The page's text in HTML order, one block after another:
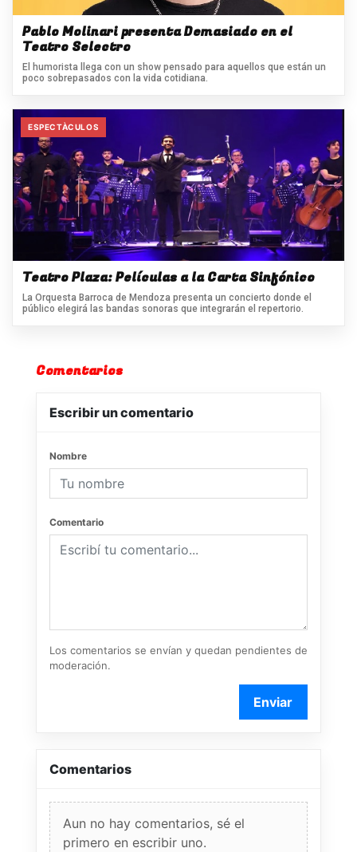
Pablo Molinari presenta Demasiado en el
Teatro Selectro
El humorista llega con un show pensado para aquellos que están un
poco sobrepasados con la vida cotidiana.
ESPECTÀCULOS
Teatro Plaza: Películas a la Carta Sinfónico
La Orquesta Barroca de Mendoza presenta un concierto donde el
público elegirá las bandas sonoras que integrarán el repertorio.
Comentarios
Escribir un comentario
Nombre
Comentario
Los comentarios se envían y quedan pendientes de
moderación.
Enviar
Comentarios
Aun no hay comentarios, sé el
primero en escribir uno.